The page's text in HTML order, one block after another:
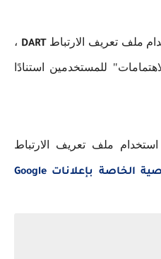
DART ،
للمستخدمين استنادًا
ملف تعريف الارتباط
سياسة الخصوصية الخاصة بإعلانات Google